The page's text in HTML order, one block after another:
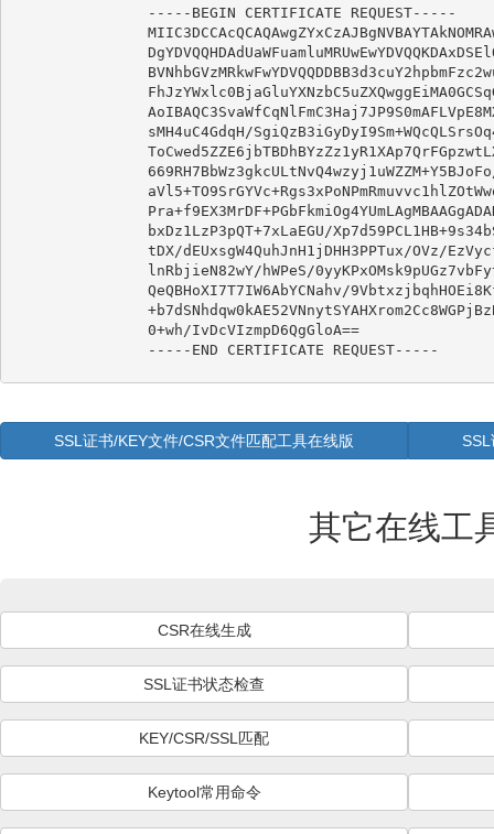
-----BEGIN CERTIFICATE REQUEST-----
sMH4uC4GdqH/
bxDz1LzP3pQT+7xLaEGU/
tDX/dEUxsgW4QuhJnH1jDHH3PPTux/OVz/
lnRbjieN82wY/hWPeS/
QeQBHoXI7T7IW6AbYCNahv/
0+wh/IvDcVIzmpD6QgGloA==
SSL证书/KEY文件/CSR文件匹配工具在线版
其它在线工
CSR在线生成
SSL证书状态检查
KEY/CSR/SSL匹配
Keytool常用命令